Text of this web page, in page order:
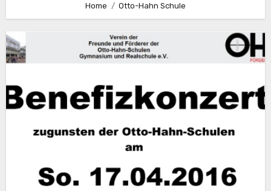
Home Otto-Hahn Schule